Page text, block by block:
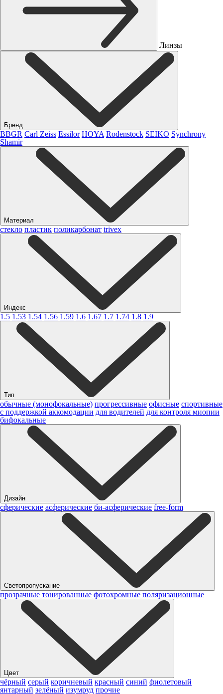
Линзы
Бренд
BBGR Carl Zeiss Essilor HOYA Rodenstock SEIKO Synchrony
Shamir
Материал
стекло пластик поликарбонат trivex
Индекс
1.5 1.53 1.54 1.56 1.59 1.6 1.67 1.7 1.74 1.8 1.9
Тип
обычные (монофокальные) прогрессивные офисные спортивные
с поддержкой аккомодации для водителей для контроля миопии
бифокальные
Дизайн
сферические асферические би-асферические free-form
Светопропускание
прозрачные тонированные фотохромные поляризационные
Цвет
чёрный серый коричневый красный синий фиолетовый
янтарный зелёный изумруд прочие